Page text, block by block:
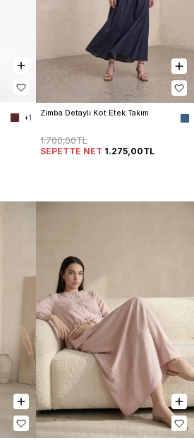
+1
Zımba Detaylı Kot Etek Takım
1.700,00TL
SEPETTE NET 1.275,00TL